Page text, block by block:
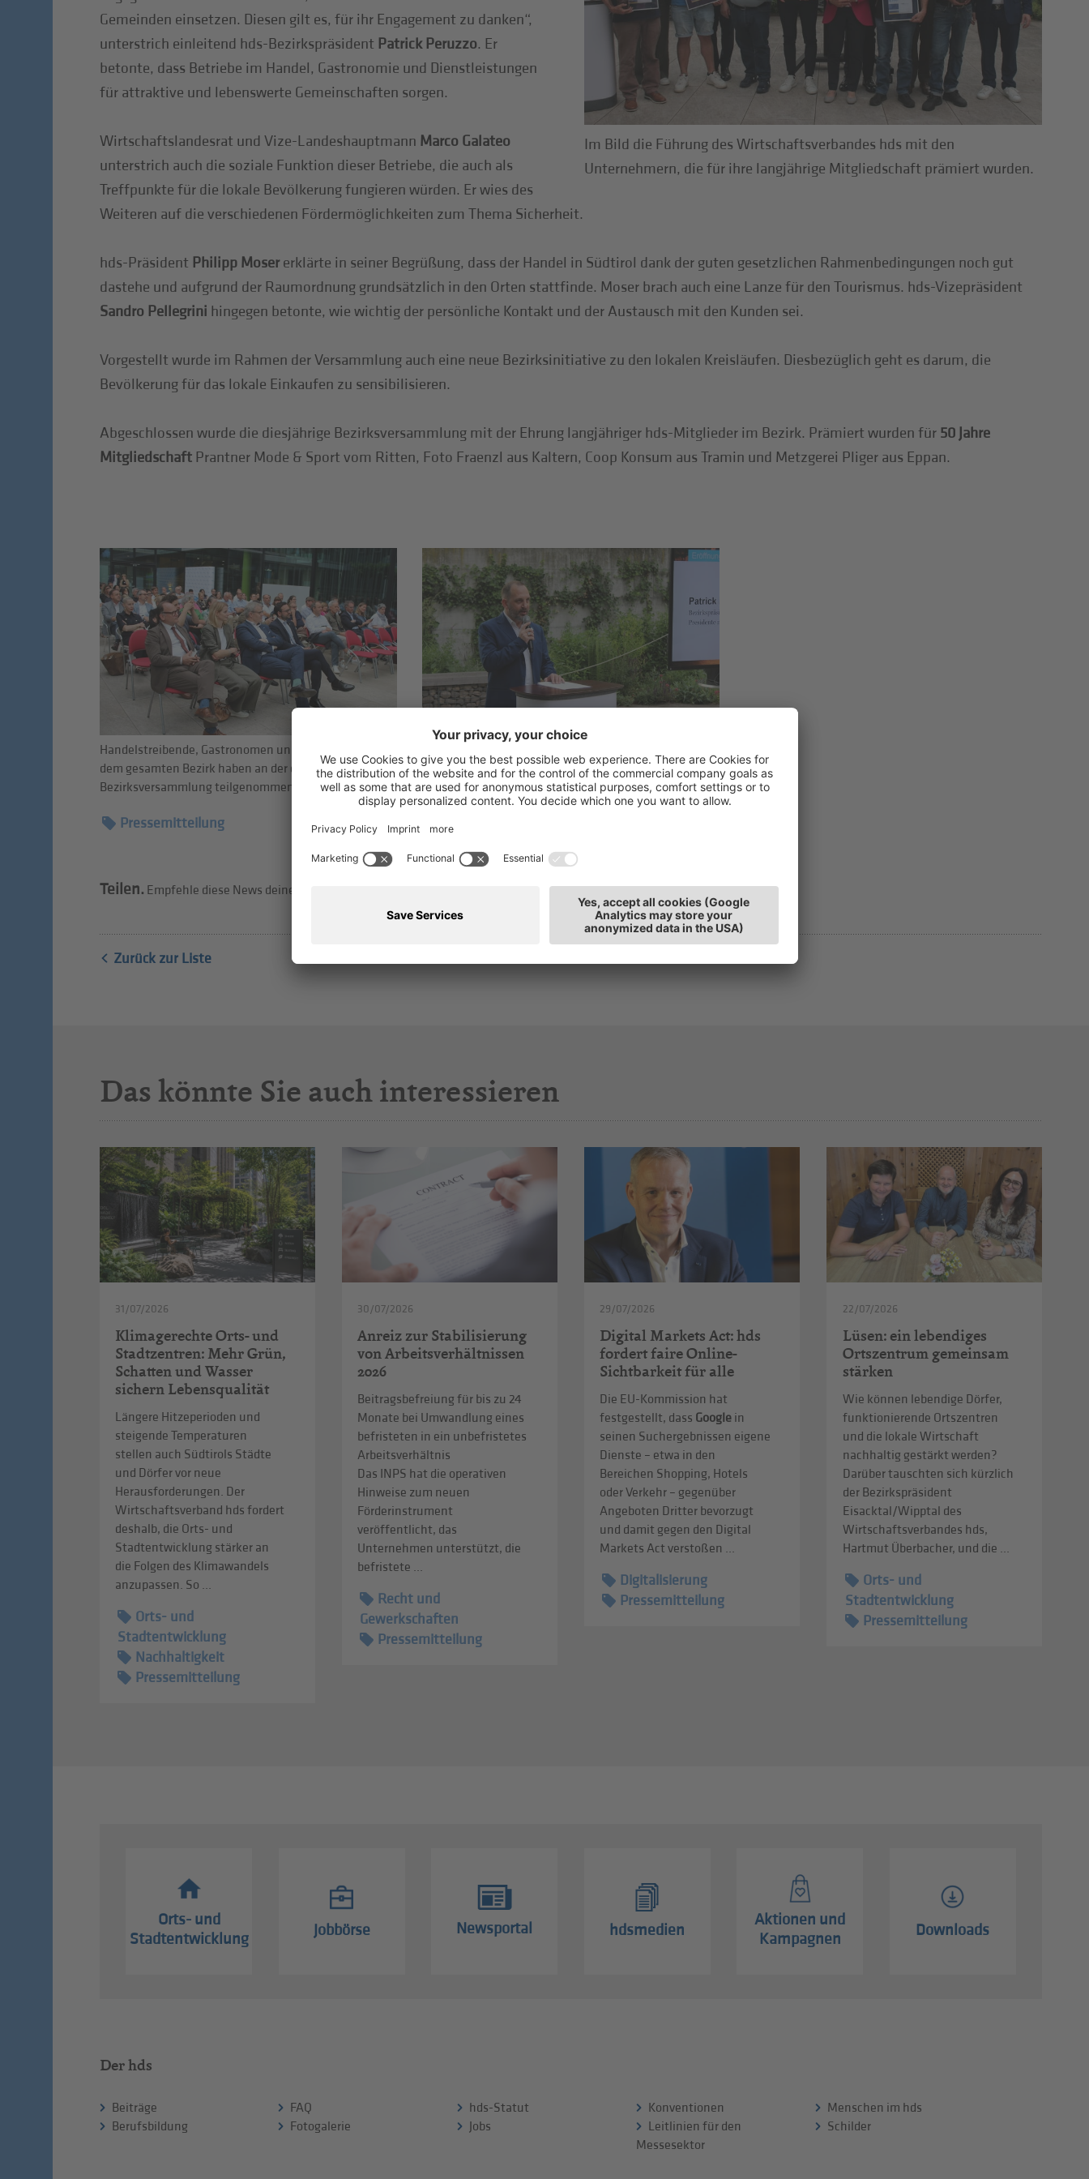
Im Bild die Führung des Wirtschaftsverbandes hds mit den
Unternehmern, die für ihre langjährige Mitgliedschaft prämiert wurden.
Gemeinden einsetzen. Diesen gilt es, für ihr Engagement zu danken“,
unterstrich einleitend hds-Bezirkspräsident Patrick Peruzzo. Er
betonte, dass Betriebe im Handel, Gastronomie und Dienstleistungen
für attraktive und lebenswerte Gemeinschaften sorgen.
Wirtschaftslandesrat und Vize-Landeshauptmann Marco Galateo
unterstrich auch die soziale Funktion dieser Betriebe, die auch als
Treffpunkte für die lokale Bevölkerung fungieren würden. Er wies des
Weiteren auf die verschiedenen Fördermöglichkeiten zum Thema Sicherheit.
hds-Präsident Philipp Mosererklärte in seiner Begrüßung, dass der Handel in Südtirol dank der guten gesetzlichen Rahmenbedingungen noch gut
dastehe und aufgrund der Raumordnung grundsätzlich in den Orten stattfinde. Moser brach auch eine Lanze für den Tourismus. hds-Vizepräsident
Sandro Pellegrini hingegen betonte, wie wichtig der persönliche Kontakt und der Austausch mit den Kunden sei.
Vorgestellt wurde im Rahmen der Versammlung auch eine neue Bezirksinitiative zu den lokalen Kreisläufen. Diesbezüglich geht es darum, die
Bevölkerung für das lokale Einkaufen zu sensibilisieren.
Abgeschlossen wurde die diesjährige Bezirksversammlung mit der Ehrung langjähriger hds-Mitglieder im Bezirk. Prämiert wurden für 50 Jahre
Mitgliedschaft Prantner Mode & Sport vom Ritten, Foto Fraenzl aus Kaltern, Coop Konsum aus Tramin und Metzgerei Pliger aus Eppan.
Handelstreibende, Gastronomen und Dienstleister aus
dem gesamten Bezirk haben an der diesjährigen
Bezirksversammlung teilgenommen.
Bozen Land, Patrick Peruzzo.
Pressemitteilung
Teilen. Empfehle diese News deinen Freunden weiter.
Zurück zur Liste
Das könnte Sie auch interessieren
31/07/2026
Klimagerechte Orts- und
Stadtzentren: Mehr Grün,
Schatten und Wasser
sichern Lebensqualität
Längere Hitzeperioden und
steigende Temperaturen
stellen auch Südtirols Städte
und Dörfer vor neue
Herausforderungen. Der
Wirtschaftsverband hds fordert
deshalb, die Orts- und
Stadtentwicklung stärker an
die Folgen des Klimawandels
anzupassen. So ...
Orts- und
Stadtentwicklung
Nachhaltigkeit
Pressemitteilung
30/07/2026
Anreiz zur Stabilisierung
von Arbeitsverhältnissen
2026
Beitragsbefreiung für bis zu 24
Monate bei Umwandlung eines
befristeten in ein unbefristetes
Arbeitsverhältnis
Das INPS hat die operativen
Hinweise zum neuen
Förderinstrument
veröffentlicht, das
Unternehmen unterstützt, die
befristete ...
Recht und
Gewerkschaften
Pressemitteilung
29/07/2026
Digital Markets Act: hds
fordert faire Online-
Sichtbarkeit für alle
Die EU-Kommission hat
festgestellt, dass Google in
seinen Suchergebnissen eigene
Dienste – etwa in den
Bereichen Shopping, Hotels
oder Verkehr – gegenüber
Angeboten Dritter bevorzugt
und damit gegen den Digital
Markets Act verstoßen ...
Digitalisierung
Pressemitteilung
22/07/2026
Lüsen: ein lebendiges
Ortszentrum gemeinsam
stärken
Wie können lebendige Dörfer,
funktionierende Ortszentren
und die lokale Wirtschaft
nachhaltig gestärkt werden?
Darüber tauschten sich kürzlich
der Bezirkspräsident
Eisacktal/Wipptal des
Wirtschaftsverbandes hds,
Hartmut Überbacher, und die ...
Orts- und
Stadtentwicklung
Pressemitteilung
Orts- und
Stadtentwicklung
Jobbörse Newsportal hdsmedien
Aktionen und
Kampagnen
Downloads
Der hds
Beiträge
Berufsbildung
FAQ
Fotogalerie
hds-Statut
Jobs
Konventionen
Leitlinien für den
Messesektor
Menschen im hds
Schilder